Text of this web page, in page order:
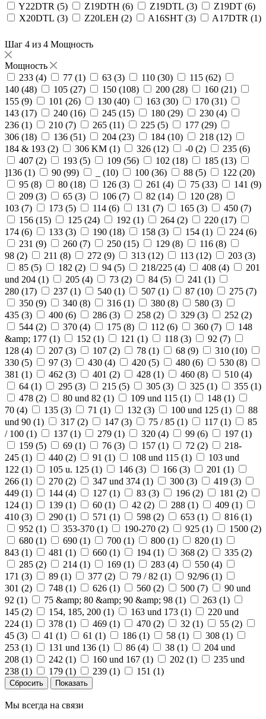
Y22DTR (5) Z19DTH (6) Z19DTL (3) Z19DT (6)
X20DTL (3) Z20LEH (2) A16SHT (3) A17DTR (1)
Шаг 4 из 4 Мощность
Мощность
233 (4) 77 (1) 63 (3) 110 (30) 115 (62)
140 (48) 105 (27) 150 (108) 200 (28) 160 (21)
155 (9) 101 (26) 130 (40) 163 (30) 170 (31)
143 (17) 240 (16) 245 (15) 180 (29) 230 (4)
236 (1) 210 (7) 265 (11) 225 (5) 177 (29)
306 (18) 136 (51) 204 (23) 184 (10) 218 (12)
184 & 193 (2) 306 KM (1) 326 (12) -0 (2) 235 (6)
407 (2) 193 (5) 109 (56) 102 (18) 185 (13)
]136 (1) 90 (99) _ (10) 100 (36) 88 (5) 122 (20)
95 (8) 80 (18) 126 (3) 261 (4) 75 (33) 141 (9)
209 (3) 65 (3) 106 (7) 82 (14) 120 (28)
103 (7) 173 (5) 114 (6) 131 (7) 165 (3) 450 (7)
156 (15) 125 (24) 192 (1) 264 (2) 220 (17)
174 (6) 133 (3) 190 (18) 158 (3) 154 (1) 224 (6)
231 (9) 260 (7) 250 (15) 129 (8) 116 (8)
98 (2) 211 (8) 272 (9) 313 (12) 113 (12) 203 (3)
85 (5) 182 (2) 94 (5) 218/225 (4) 408 (4)
201
und 204 (1) 205 (4) 73 (2) 84 (5) 241 (1)
280 (17) 237 (1) 540 (1) 507 (1) 87 (10) 275 (7)
350 (9) 340 (8) 316 (1) 380 (8) 580 (3)
435 (3) 400 (6) 286 (3) 258 (2) 329 (3) 252 (2)
544 (2) 370 (4) 175 (8) 112 (6) 360 (7)
148
&amp; 177 (1) 152 (1) 121 (1) 118 (3) 92 (7)
128 (4) 207 (3) 107 (2) 78 (1) 68 (9) 310 (10)
330 (5) 97 (3) 430 (4) 420 (5) 480 (6) 530 (8)
381 (1) 462 (3) 401 (2) 428 (1) 460 (8) 510 (4)
64 (1) 295 (3) 215 (5) 305 (3) 325 (1) 355 (1)
478 (2) 80 und 82 (1) 109 und 115 (1) 148 (1)
70 (4) 135 (3) 71 (1) 132 (3) 100 und 125 (1)
88
und 90 (1) 317 (2) 147 (3) 75 / 85 (1) 117 (1)
85
/ 100 (1) 137 (1) 279 (1) 320 (4) 99 (6) 197 (1)
159 (5) 69 (1) 76 (3) 157 (1) 72 (2)
218-
245 (1) 440 (2) 91 (1) 108 und 115 (1)
103 und
122 (1) 105 u. 125 (1) 146 (3) 166 (3) 201 (1)
266 (1) 270 (2) 347 und 374 (1) 300 (3) 419 (3)
449 (1) 144 (4) 127 (1) 83 (3) 196 (2) 181 (2)
124 (1) 139 (1) 60 (1) 42 (2) 288 (1) 409 (1)
410 (3) 290 (1) 571 (1) 598 (2) 653 (1) 816 (1)
952 (1) 353-370 (1) 190-270 (2) 925 (1) 1500 (2)
680 (1) 690 (1) 700 (1) 800 (1) 820 (1)
843 (1) 481 (1) 660 (1) 194 (1) 368 (2) 335 (2)
285 (2) 214 (1) 169 (1) 283 (4) 550 (4)
171 (3) 89 (1) 377 (2) 79 / 82 (1) 92/96 (1)
301 (2) 748 (1) 626 (1) 560 (2) 500 (7)
90 und
92 (1) 75 &amp; 80 &amp; 90 &amp; 98 (1) 263 (1)
145 (2) 154, 185, 200 (1) 163 und 173 (1)
220 und
224 (1) 378 (1) 469 (1) 470 (2) 32 (1) 55 (2)
45 (3) 41 (1) 61 (1) 186 (1) 58 (1) 308 (1)
253 (1) 131 und 136 (1) 86 (4) 38 (1)
204 und
208 (1) 242 (1) 160 und 167 (1) 202 (1)
235 und
238 (1) 179 (1) 239 (1) 151 (1)
Мы всегда на связи